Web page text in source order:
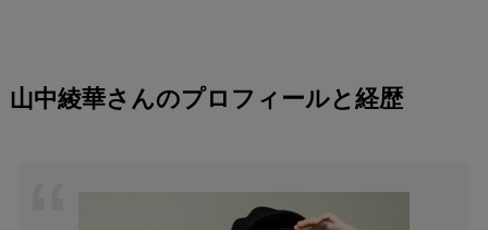
山中綾華さんのプロフィールと経歴